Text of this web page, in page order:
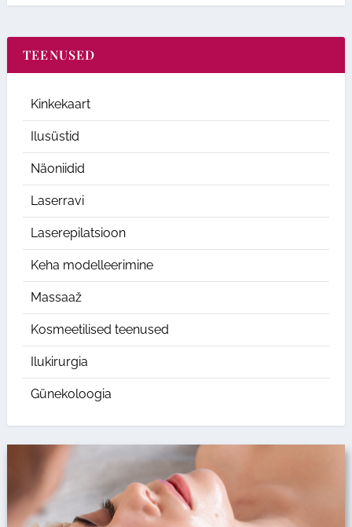
TEENUSED
Kinkekaart
Ilusüstid
Näoniidid
Laserravi
Laserepilatsioon
Keha modelleerimine
Massaaž
Kosmeetilised teenused
Ilukirurgia
Günekoloogia